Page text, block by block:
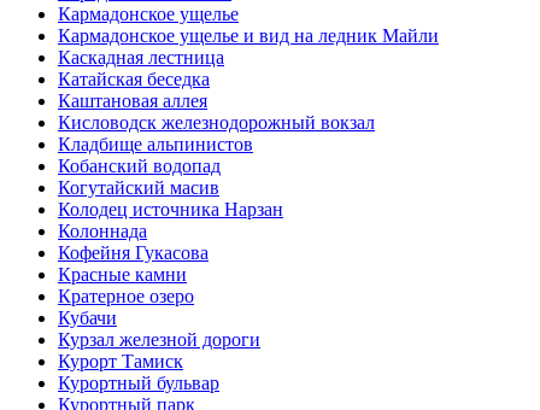
Кармадонское ущелье
Кармадонское ущелье и вид на ледник Майли
Каскадная лестница
Катайская беседка
Каштановая аллея
Кисловодск железнодорожный вокзал
Кладбище альпинистов
Кобанский водопад
Когутайский масив
Колодец источника Нарзан
Колоннада
Кофейня Гукасова
Красные камни
Кратерное озеро
Кубачи
Курзал железной дороги
Курорт Тамиск
Курортный бульвар
Курортный парк